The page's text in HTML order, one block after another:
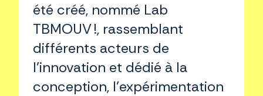
été créé, nommé Lab
TBMOUV !, rassemblant
différents acteurs de
l’innovation et dédié à la
conception, l’expérimentation